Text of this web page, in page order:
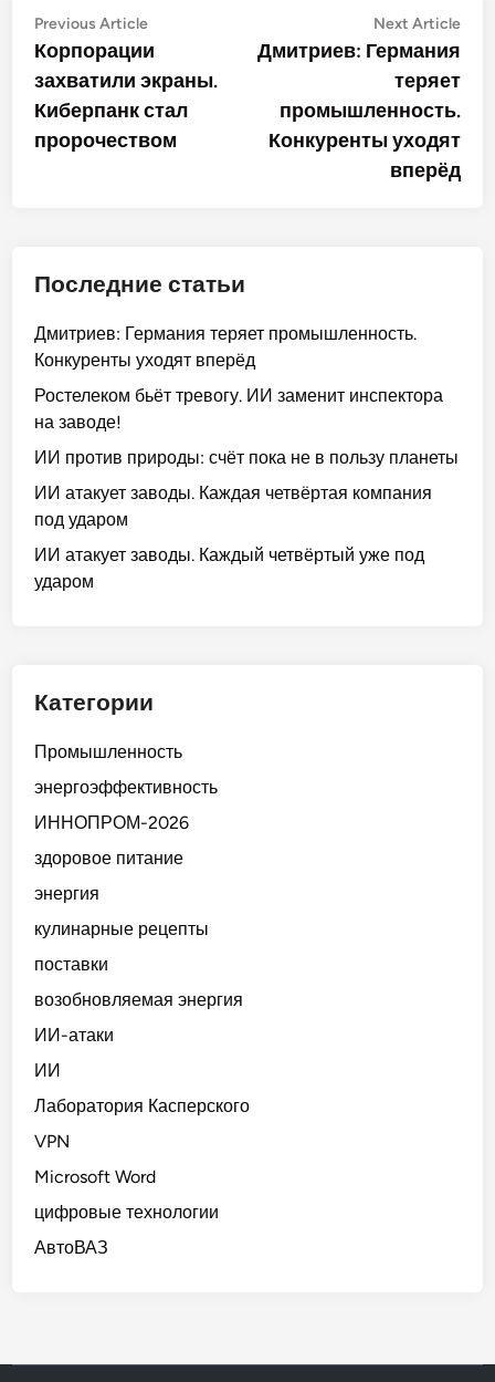
Post
navigation
Previous ArticlePrevious
article:
Корпорации
захватили экраны.
Киберпанк стал
пророчеством
Next Article
Дмитриев: Германия
теряет
промышленность.
Конкуренты уходят
вперёд
Последние статьи
Дмитриев: Германия теряет промышленность.
Конкуренты уходят вперёд
Ростелеком бьёт тревогу. ИИ заменит инспектора
на заводе!
ИИ против природы: счёт пока не в пользу планеты
ИИ атакует заводы. Каждая четвёртая компания
под ударом
ИИ атакует заводы. Каждый четвёртый уже под
ударом
Категории
Промышленность
энергоэффективность
ИННОПРОМ-2026
здоровое питание
энергия
кулинарные рецепты
поставки
возобновляемая энергия
ИИ-атаки
ИИ
Лаборатория Касперского
VPN
Microsoft Word
цифровые технологии
АвтоВАЗ